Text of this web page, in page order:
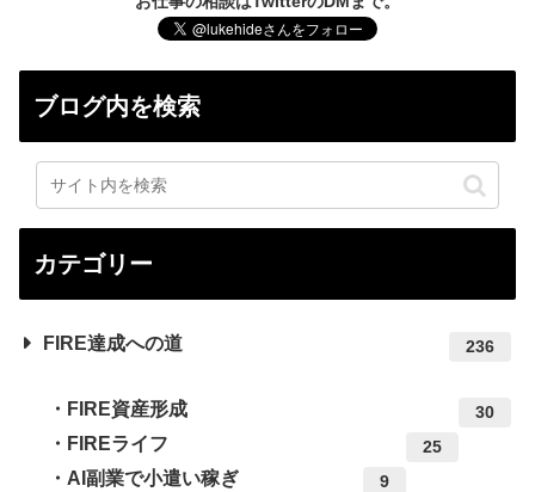
ブログ内を検索
カテゴリー
FIRE達成への道 236
FIRE資産形成 30
FIREライフ 25
AI副業で小遣い稼ぎ 9